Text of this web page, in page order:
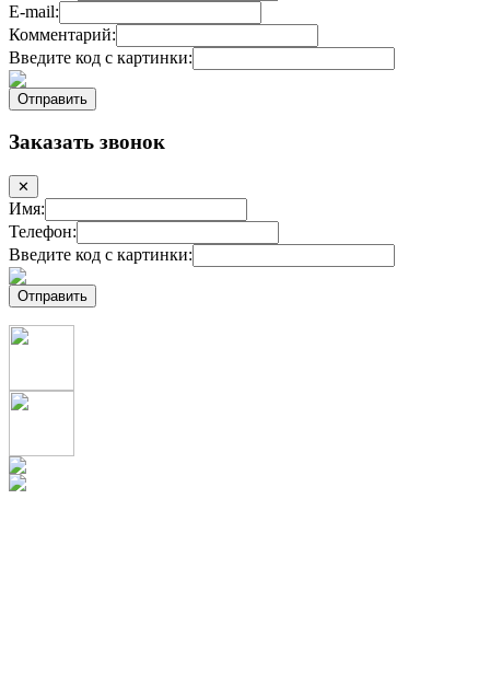
E-mail:
Комментарий:
Введите код с картинки:
Заказать звонок
✕
Имя:
Телефон:
Введите код с картинки: